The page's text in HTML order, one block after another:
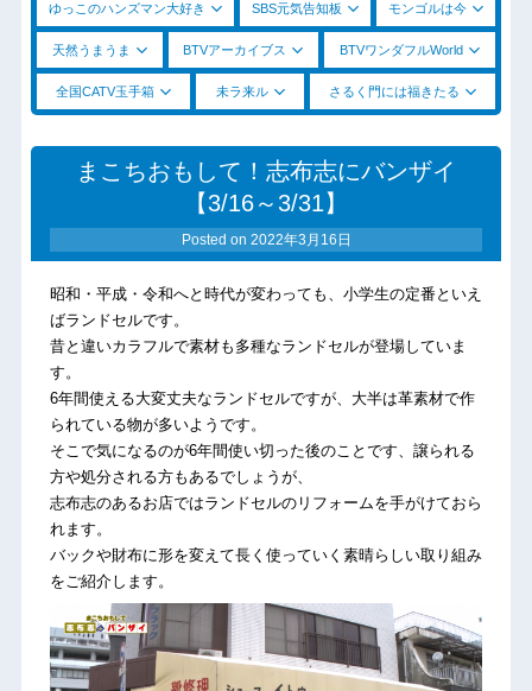
ゆっこのハンズマン大好き SBS元気告知板 モンゴルは今
天然うまうま BTVアーカイブス BTVワンダフルWorld
全国CATV玉手箱 未ラ来ル さるく門には福きたる
まこちおもして！志布志にバンザイ
【3/16～3/31】
Posted on 2022年3月16日
昭和・平成・令和へと時代が変わっても、小学生の定番といえ
ばランドセルです。
昔と違いカラフルで素材も多種なランドセルが登場していま
す。
6年間使える大変丈夫なランドセルですが、大半は革素材で作
られている物が多いようです。
そこで気になるのが6年間使い切った後のことです、譲られる
方や処分される方もあるでしょうが、
志布志のあるお店ではランドセルのリフォームを手がけておら
れます。
バックや財布に形を変えて長く使っていく素晴らしい取り組み
をご紹介します。